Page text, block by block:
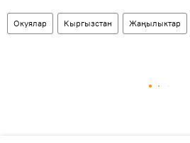
Окуялар Кыргызстан Жаңылыктар